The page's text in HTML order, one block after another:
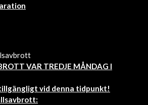
VAR TREDJE MÅNDAG I
vid denna tidpunkt!